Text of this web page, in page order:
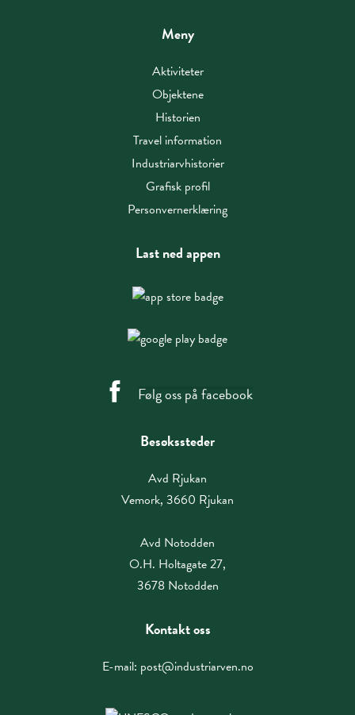
Meny
Aktiviteter
Objektene
Historien
Travel information
Industriarvhistorier
Grafisk profil
Personvernerklæring
Last ned appen
Følg oss på facebook
Besøkssteder
Avd Rjukan
Vemork, 3660 Rjukan
Avd Notodden
O.H. Holtagate 27,
3678 Notodden
Kontakt oss
E-mail: post@industriarven.no